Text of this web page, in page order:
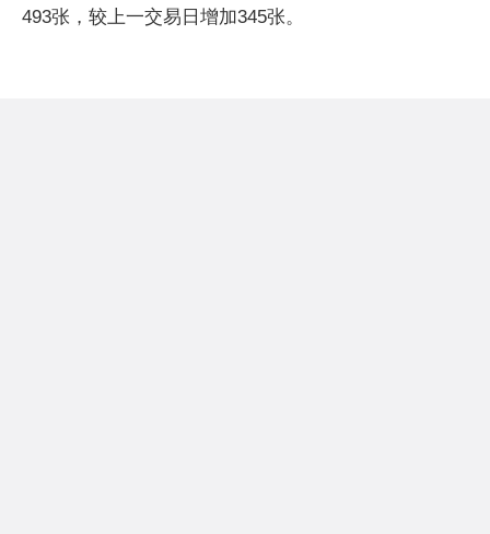
493张，较上一交易日增加345张。